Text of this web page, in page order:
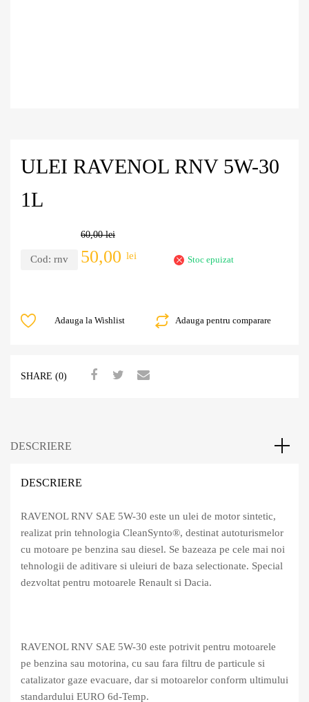
ULEI RAVENOL RNV 5W-30
1L
Cod: rnv
60,00lei
50,00 lei Stoc epuizat
Adauga pentru comparare
Adauga la Wishlist
SHARE (0)
DESCRIERE
DESCRIERE
RAVENOL RNV SAE 5W-30 este un ulei de motor sintetic,
realizat prin tehnologia CleanSynto®, destinat autoturismelor
cu motoare pe benzina sau diesel. Se bazeaza pe cele mai noi
tehnologii de aditivare si uleiuri de baza selectionate. Special
dezvoltat pentru motoarele Renault si Dacia.
RAVENOL RNV SAE 5W-30 este potrivit pentru motoarele
pe benzina sau motorina, cu sau fara filtru de particule si
catalizator gaze evacuare, dar si motoarelor conform ultimului
standardului EURO 6d-Temp.